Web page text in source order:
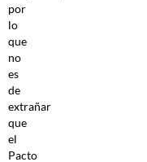
por
lo
que
no
es
de
extrañar
que
el
Pacto